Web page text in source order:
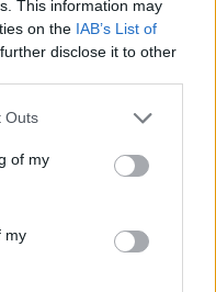
This information may
on the IAB’s List of
disclose it to other
Outs
of my
my
Ανατολή: 06:35 - Δύση 20:17
ΚΑΘΑΡΟΣ